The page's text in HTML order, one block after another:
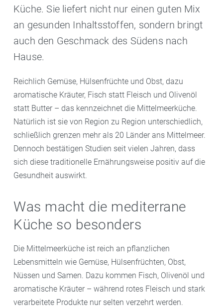
Küche. Sie liefert nicht nur einen guten Mix
an gesunden Inhaltsstoffen, sondern bringt
auch den Geschmack des Südens nach
Hause.
Reichlich Gemüse, Hülsenfrüchte und Obst, dazu
aromatische Kräuter, Fisch statt Fleisch und Olivenöl
statt Butter – das kennzeichnet die Mittelmeerküche.
Natürlich ist sie von Region zu Region unterschiedlich,
schließlich grenzen mehr als 20 Länder ans Mittelmeer.
Dennoch bestätigen Studien seit vielen Jahren, dass
sich diese traditionelle Ernährungsweise positiv auf die
Gesundheit auswirkt.
Was macht die mediterrane
Küche so besonders
Die Mittelmeerküche ist reich an pflanzlichen
Lebensmitteln wie Gemüse, Hülsenfrüchten, Obst,
Nüssen und Samen. Dazu kommen Fisch, Olivenöl und
aromatische Kräuter – während rotes Fleisch und stark
verarbeitete Produkte nur selten verzehrt werden.